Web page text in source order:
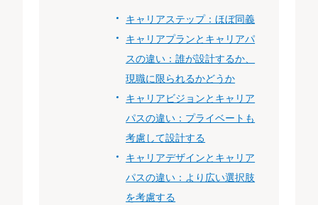
キャリアステップ：ほぼ同義
キャリアプランとキャリアパ
スの違い：誰が設計するか、
現職に限られるかどうか
キャリアビジョンとキャリア
パスの違い：プライベートも
考慮して設計する
キャリアデザインとキャリア
パスの違い：より広い選択肢
を考慮する